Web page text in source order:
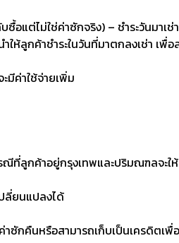
ซื้อแต่ไม่ใช่ค่าซักจริง) – ชำระวันมาเช่า
ให้ลูกค้าชำระในวันที่มาตกลงเช่า เพื่
มีค่าใช้จ่ายเพิ่ม
ลูกค้าอยู่กรุงเทพและปริมณฑลจะใ
ลี่ยนแปลงได้
คืนหรือสามารถเก็บเป็นเครดิตเพื่